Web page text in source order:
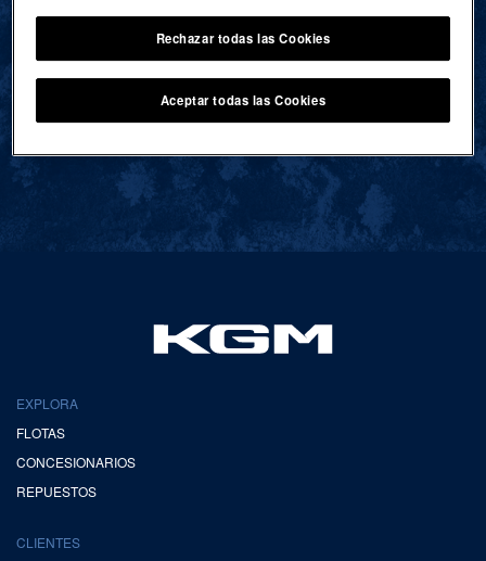
VOLVER AL INICIO
EXPLORA
FLOTAS
CONCESIONARIOS
REPUESTOS
CLIENTES
Rechazar todas las Cookies
Aceptar todas las Cookies